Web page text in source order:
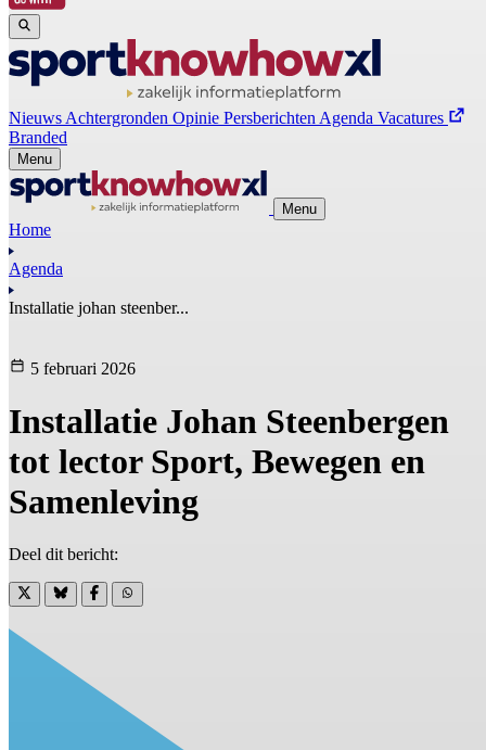
Nieuws Achtergronden Opinie Persberichten Agenda Vacatures
Branded
Menu
Menu
Home
Agenda
Installatie johan steenber...
5 februari 2026
Installatie Johan Steenbergen
tot lector Sport, Bewegen en
Samenleving
Deel dit bericht: